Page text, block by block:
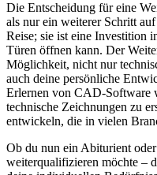
Die Entscheidung für eine
als nur ein weiterer Schritt
Reise; sie ist eine Investition
Türen öffnen kann. Der
Möglichkeit, nicht nur
auch deine persönliche
Erlernen von CAD-Software
technische Zeichnungen zu
entwickeln, die in vielen
Ob du nun ein Abiturient
weiterqualifizieren möchte –